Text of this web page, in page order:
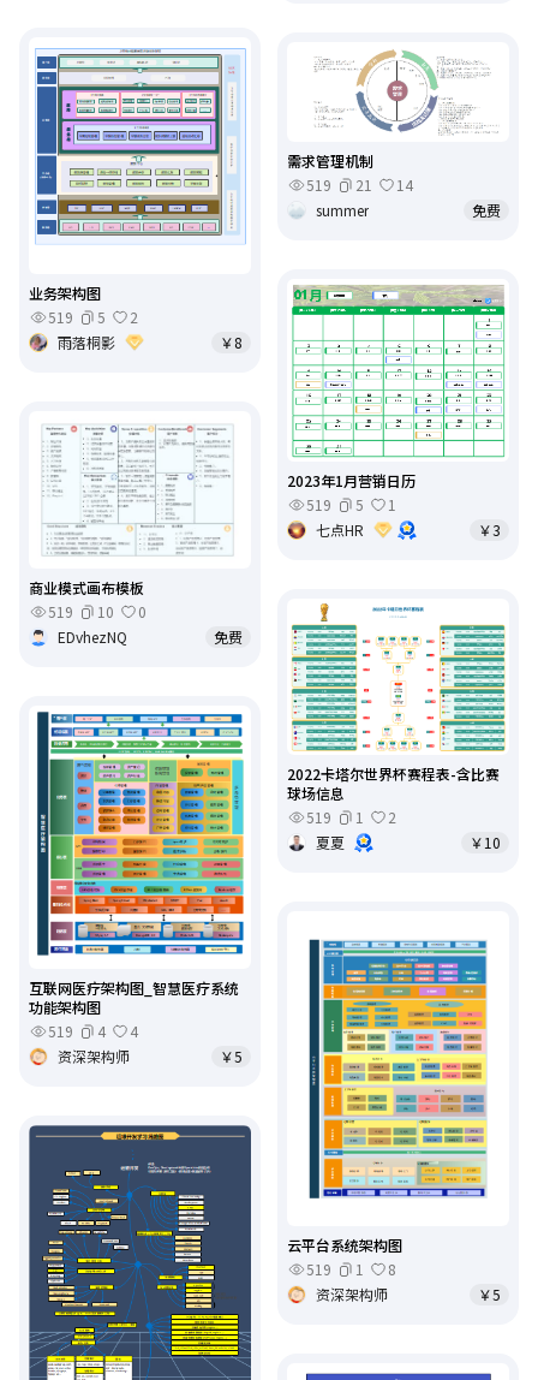
业务架构图
519
5
2
雨落桐影
￥8
需求管理机制
519
21
14
summer
免费
2023年1月营销日历
519
5
1
七点HR
￥3
商业模式画布模板
519
10
0
EDvhezNQ
免费
2022卡塔尔世界杯赛程表-含比赛
球场信息
519
1
2
夏夏
￥10
互联网医疗架构图_智慧医疗系统
功能架构图
519
4
4
资深架构师
￥5
云平台系统架构图
519
1
8
资深架构师
￥5